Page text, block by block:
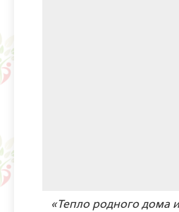
«Тепло родного дома